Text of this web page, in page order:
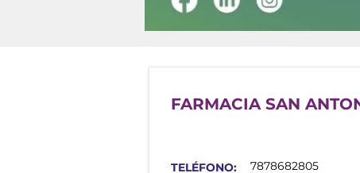
FARMACIA SAN
TELÉFONO: 7878682805